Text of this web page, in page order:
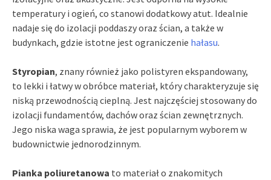
temperatury i ogień, co stanowi dodatkowy atut. Idealnie
nadaje się do izolacji poddaszy oraz ścian, a także w
budynkach, gdzie istotne jest ograniczenie hałasu.
Styropian, znany również jako polistyren ekspandowany,
to lekki i łatwy w obróbce materiał, który charakteryzuje się
niską przewodnością cieplną. Jest najczęściej stosowany do
izolacji fundamentów, dachów oraz ścian zewnętrznych.
Jego niska waga sprawia, że jest popularnym wyborem w
budownictwie jednorodzinnym.
Pianka poliuretanowa to materiał o znakomitych